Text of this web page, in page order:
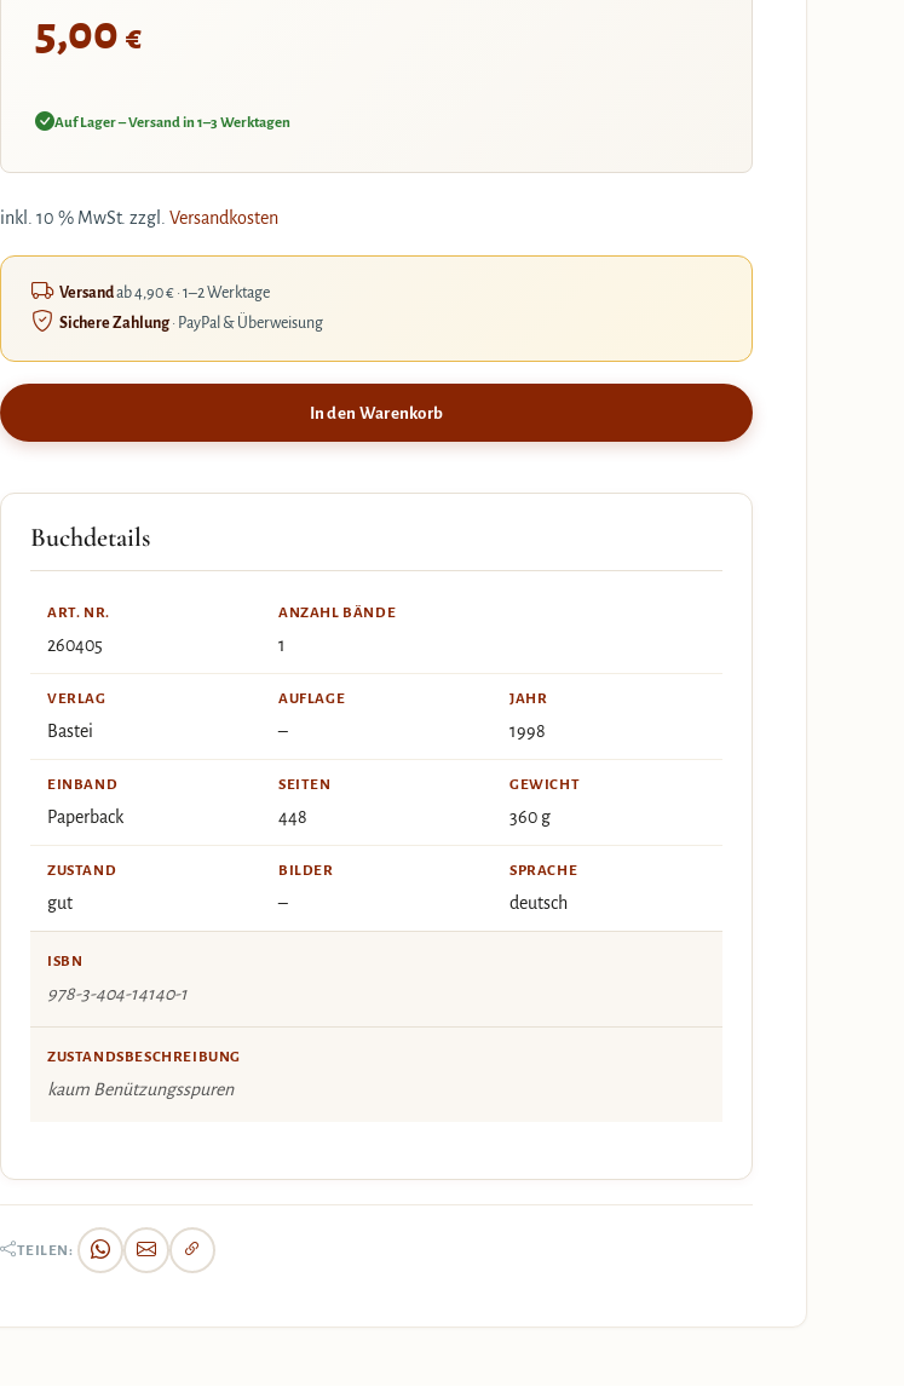
5,00 €
Auf Lager – Versand in 1–3 Werktagen
inkl. 10 % MwSt. zzgl. Versandkosten
Versandab 4,90 € · 1–2 Werktage
Sichere Zahlung· PayPal & Überweisung
In den Warenkorb
Buchdetails
ART. NR.
260405
ANZAHL BÄNDE
1
VERLAG
Bastei
AUFLAGE
–
JAHR
1998
EINBAND
Paperback
SEITEN
448
GEWICHT
360 g
ZUSTAND
gut
BILDER
–
SPRACHE
deutsch
ISBN
978-3-404-14140-1
ZUSTANDSBESCHREIBUNG
kaum Benützungsspuren
TEILEN: